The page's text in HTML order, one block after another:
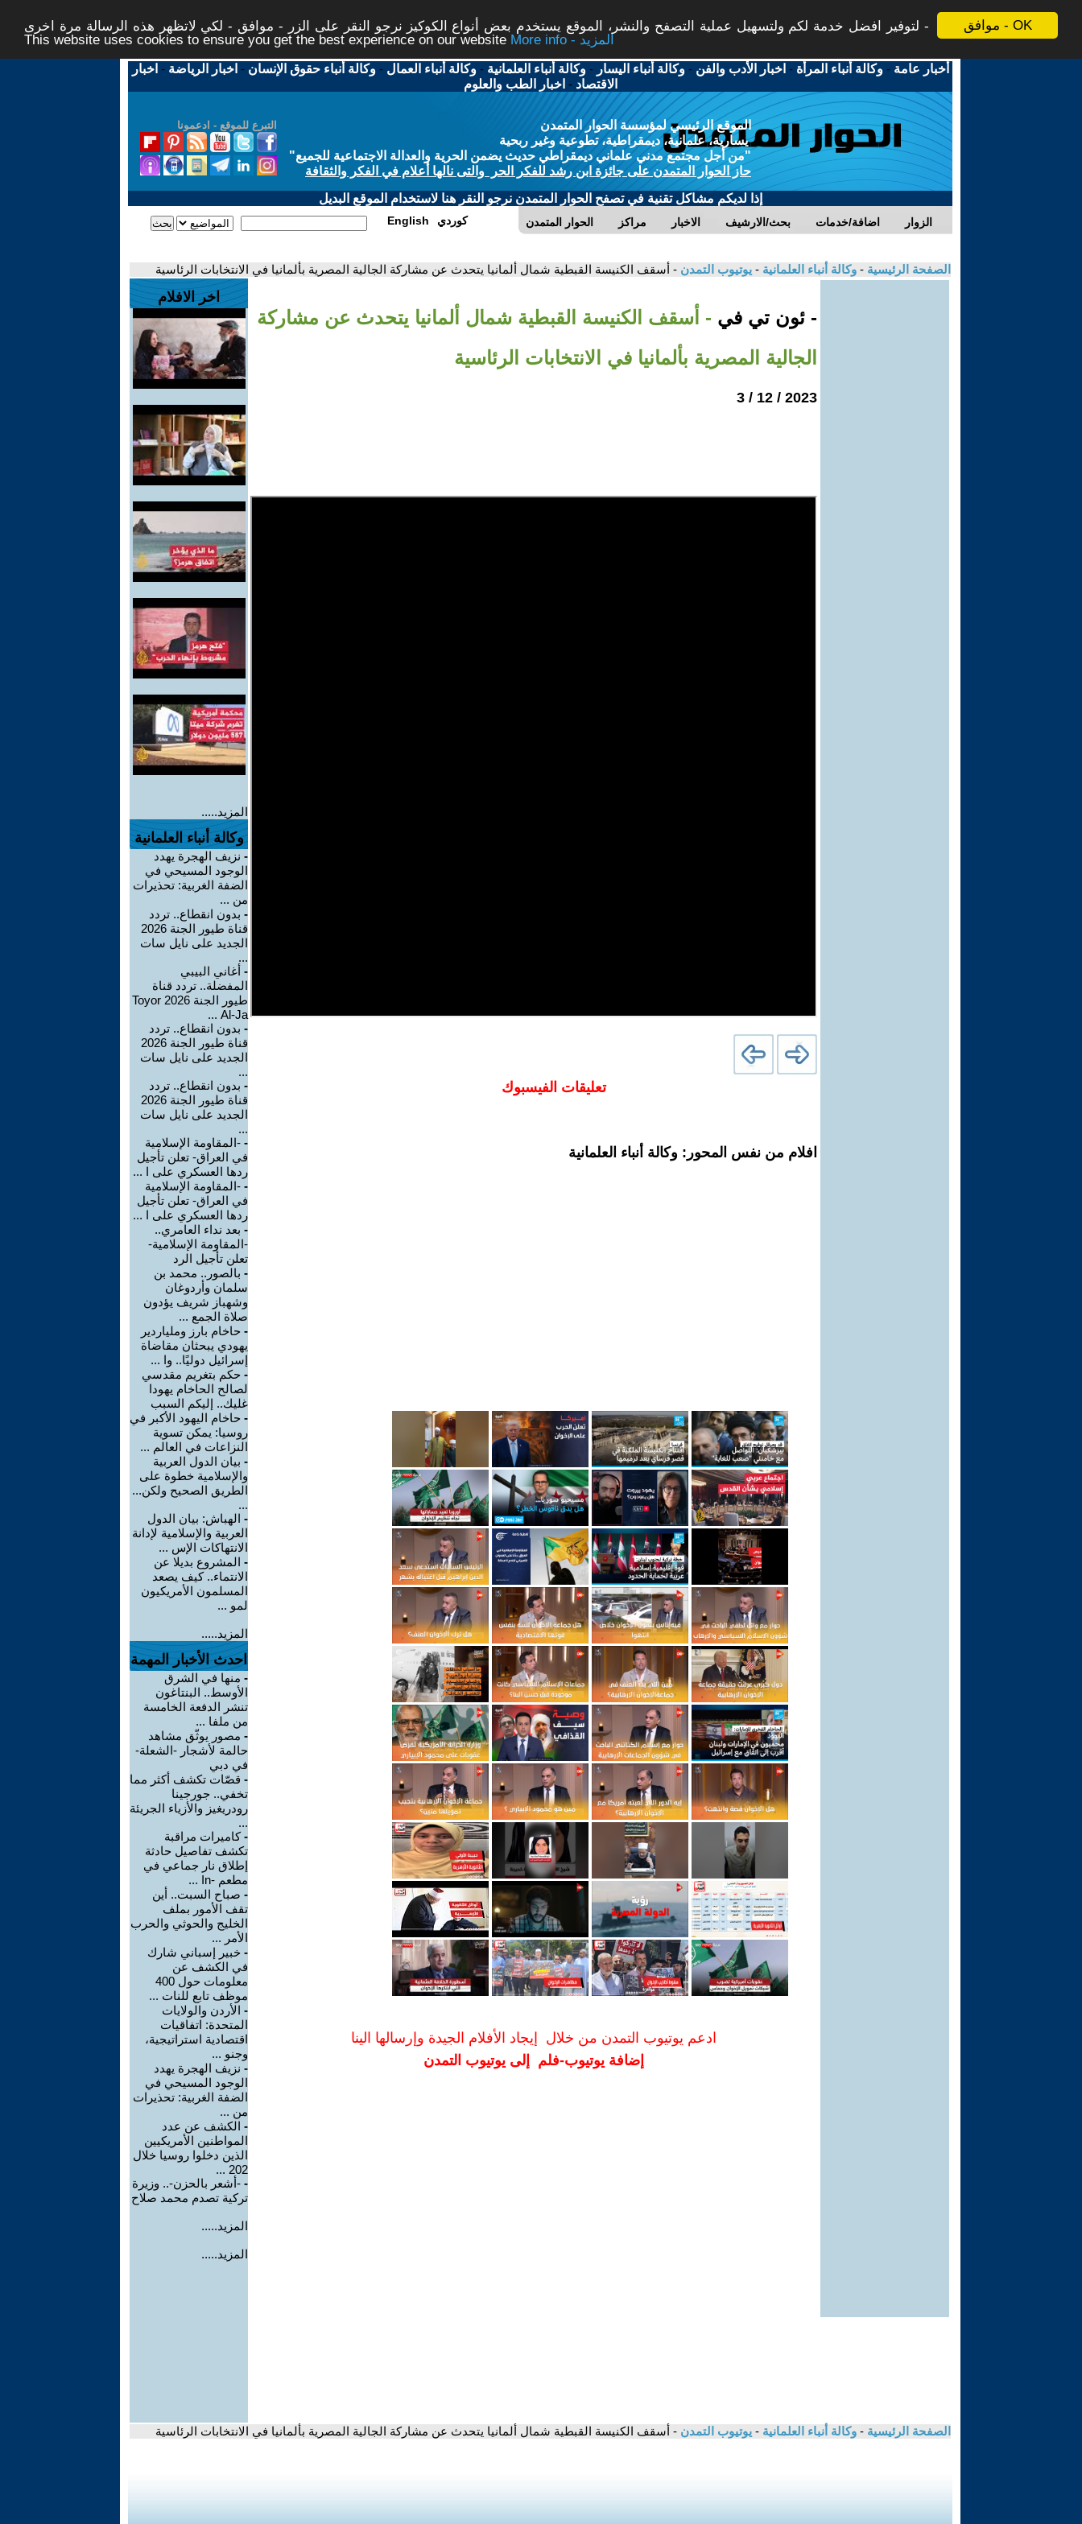
موافق - OK
لتوفير افضل خدمة لكم ولتسهيل عملية التصفح والنشر، الموقع يستخدم بعض أنواع الكوكيز نرجو النقر على الزر - موافق - لكي لاتظهر هذه الرسالة مرة اخرى -
This website uses cookies to ensure you get the best experience on our website
More info - المزيد
أخبار عامة -وكالة أنباء المرأة - اخبار الأدب والفن -وكالة أنباء اليسار -وكالة أنباء العلمانية -وكالة أنباء العمال -وكالة أنباء حقوق الإنسان - اخبار الرياضة - اخبار
الاقتصاد - اخبار الطب والعلوم
التبرع للموقع - ادعمونا
الموقع الرئيسي لمؤسسة الحوار المتمدن
يسارية، علمانية، ديمقراطية، تطوعية وغير ربحية
"من أجل مجتمع مدني علماني ديمقراطي حديث يضمن الحرية والعدالة الاجتماعية للجميع"
حاز الحوار المتمدن على جائزة ابن رشد للفكر الحر والتى نالها أعلام في الفكر والثقافة
إذا لديكم مشاكل تقنية في تصفح الحوار المتمدن نرجو النقر هنا لاستخدام الموقع البديل
الحوار المتمدن مراكز الاخبار بحث/الارشيف اضافة/خدمات الزوار English كوردي
الصفحة الرئيسية - وكالة أنباء العلمانية - يوتيوب التمدن - أسقف الكنيسة القبطية شمال ألمانيا يتحدث عن مشاركة الجالية المصرية بألمانيا في الانتخابات الرئاسية
- ئون تي في - أسقف الكنيسة القبطية شمال ألمانيا يتحدث عن مشاركة
الجالية المصرية بألمانيا في الانتخابات الرئاسية
2023 / 12 / 3
تعليقات الفيسبوك
افلام من نفس المحور: وكالة أنباء العلمانية
ادعم يوتيوب التمدن من خلال إيجاد الأفلام الجيدة وإرسالها الينا
إضافة يوتيوب-فلم إلى يوتيوب التمدن
اخر الافلام
المزيد.....
وكالة أنباء العلمانية
- نزيف الهجرة يهدد
الوجود المسيحي في
الضفة الغربية: تحذيرات
من ...
- بدون انقطاع.. تردد
قناة طيور الجنة 2026
الجديد على نايل سات
...
- أغاني البيبي
المفضلة.. تردد قناة
طيور الجنة 2026 Toyor
Al-Ja ...
- بدون انقطاع.. تردد
قناة طيور الجنة 2026
الجديد على نايل سات
...
- بدون انقطاع.. تردد
قناة طيور الجنة 2026
الجديد على نايل سات
...
- -المقاومة الإسلامية
في العراق- تعلن تأجيل
ردها العسكري على ا ...
- -المقاومة الإسلامية
في العراق- تعلن تأجيل
ردها العسكري على ا ...
- بعد نداء العامري..
-المقاومة الإسلامية-
تعلن تأجيل الرد
- بالصور.. محمد بن
سلمان وأردوغان
وشهباز شريف يؤدون
صلاة الجمع ...
- حاخام بارز وملياردير
يهودي يبحثان مقاضاة
إسرائيل دوليًا.. وا ...
- حكم بتغريم مقدسي
لصالح الحاخام يهودا
غليك.. إليكم السبب
- حاخام اليهود الأكبر في
روسيا: يمكن تسوية
النزاعات في العالم ...
- بيان الدول العربية
والإسلامية خطوة على
الطريق الصحيح ولكن...
...
- الهباش: بيان الدول
العربية والإسلامية لإدانة
الانتهاكات الإس ...
- المشروع بديلا عن
الانتماء.. كيف يصعد
المسلمون الأمريكيون
لمو ...
المزيد.....
احدث الأخبار المهمة
- منها في الشرق
الأوسط.. البنتاغون
تنشر الدفعة الخامسة
من ملفا ...
- مصور يوثّق مشاهد
حالمة لأشجار -الشعلة-
في دبي
- قصّات تكشف أكثر مما
تخفي.. جورجينا
رودريغيز والأزياء الجريئة
...
-كاميرات مراقبة
تكشف تفاصيل حادثة
إطلاق نار جماعي في
مطعم -In ...
- صباح السبت.. أين
تقف الأمور بملف
الخليج والحوثي والحرب
الأمر ...
- خبير إسباني شارك
في الكشف عن
معلومات حول 400
موظف تابع للنات ...
- الأردن والولايات
المتحدة: اتفاقيات
اقتصادية استراتيجية،
وجنو ...
- نزيف الهجرة يهدد
الوجود المسيحي في
الضفة الغربية: تحذيرات
من ...
- الكشف عن عدد
المواطنين الأمريكيين
الذين دخلوا روسيا خلال
202 ...
- -أشعر بالحزن-.. وزيرة
تركية تصدم محمد صلاح
المزيد.....
المزيد.....
الصفحة الرئيسية - وكالة أنباء العلمانية - يوتيوب التمدن - أسقف الكنيسة القبطية شمال ألمانيا يتحدث عن مشاركة الجالية المصرية بألمانيا في الانتخابات الرئاسية